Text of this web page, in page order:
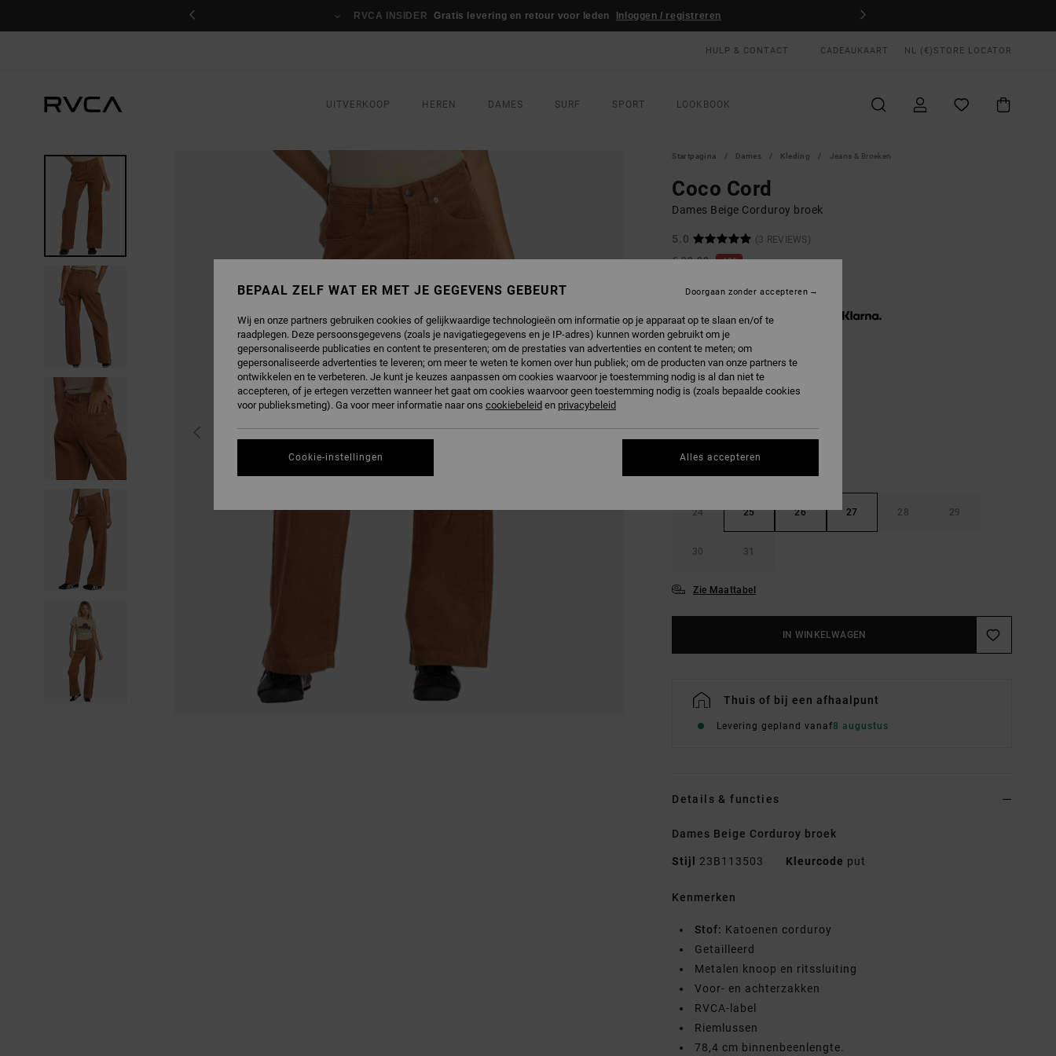
RVCA INSIDER Gratis levering en retour voor leden Inloggen / registreren
HULP & CONTACT CADEAUKAART NL (€) STORE LOCATOR
UITVERKOOP HEREN DAMES SURF SPORT LOOKBOOK
Startpagina Dames Kleding Jeans & Broeken
Coco Cord
Dames Beige Corduroy broek
5.0
(3 REVIEWS)
€ 90,00
40%
Betaal 3 x € 18,00, zonder rente met
SALE
KLEUR Putty
24 25 26 27 28 29
30 31
Zie Maattabel
IN WINKELWAGEN
Thuis of bij een afhaalpunt
Levering gepland vanaf8 augustus
Details & functies
Dames Beige Corduroy broek
Stijl 23B113503 Kleurcode put
Kenmerken
Stof: Katoenen corduroy
Getailleerd
Metalen knoop en ritssluiting
Voor- en achterzakken
RVCA-label
Riemlussen
78,4 cm binnenbeenlengte.
BEPAAL ZELF WAT ER MET JE GEGEVENS GEBEURT
Wij en onze partners gebruiken cookies of gelijkwaardige technologieën om informatie op je apparaat op te slaan en/of te
raadplegen. Deze persoonsgegevens (zoals je navigatiegegevens en je IP-adres) kunnen worden gebruikt om je
gepersonaliseerde publicaties en content te presenteren; om de prestaties van advertenties en content te meten; om
gepersonaliseerde advertenties te leveren; om meer te weten te komen over hun publiek; om de producten van onze partners te
ontwikkelen en te verbeteren. Je kunt je keuzes aanpassen om cookies waarvoor je toestemming nodig is al dan niet te
accepteren, of je ertegen verzetten wanneer het gaat om cookies waarvoor geen toestemming nodig is (zoals bepaalde cookies
voor publieksmeting). Ga voor meer informatie naar ons cookiebeleid en privacybeleid
Cookie-instellingen
Doorgaan zonder accepteren
Alles accepteren